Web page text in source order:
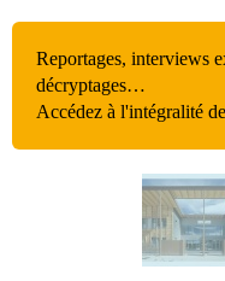
Reportages, interviews
décryptages…
Accédez à l'intégralité